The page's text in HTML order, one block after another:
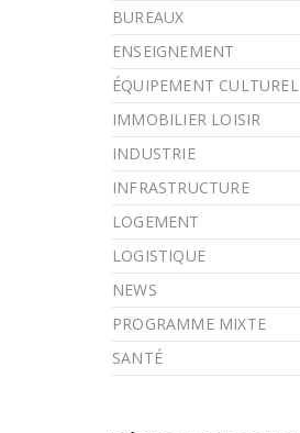
BUREAUX
ENSEIGNEMENT
ÉQUIPEMENT CULTUREL
IMMOBILIER LOISIR
INDUSTRIE
INFRASTRUCTURE
LOGEMENT
LOGISTIQUE
NEWS
PROGRAMME MIXTE
SANTÉ